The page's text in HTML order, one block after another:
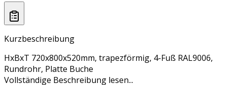
Kurzbeschreibung
HxBxT 720x800x520mm, trapezförmig, 4-Fuß RAL9006,
Rundrohr, Platte Buche
Vollständige Beschreibung lesen...